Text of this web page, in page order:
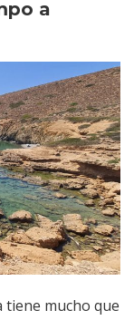
a
tiene mucho que